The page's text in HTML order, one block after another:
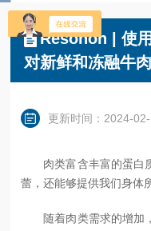
Resonon | 使
对新鲜和冻融牛
更新时间：2024-02-
肉类富含丰富的蛋白
蕾，还能够提供我们身体
随着肉类需求的增加